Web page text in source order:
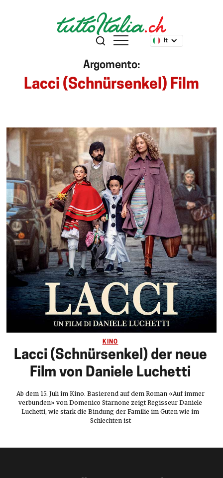
It
Argomento:
Lacci (Schnürsenkel) Film
KINO
Lacci (Schnürsenkel) der neue
Film von Daniele Luchetti
Ab dem 15. Juli im Kino. Basierend auf dem Roman «Auf immer
verbunden» von Domenico Starnone zeigt Regisseur Daniele
Luchetti, wie stark die Bindung der Familie im Guten wie im
Schlechten ist